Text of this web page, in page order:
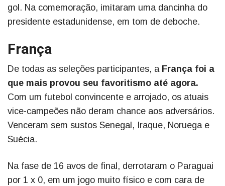
gol. Na comemoração, imitaram uma dancinha do
presidente estadunidense, em tom de deboche.
França
De todas as seleções participantes, a França foi a
que mais provou seu favoritismo até agora.
Com um futebol convincente e arrojado, os atuais
vice-campeões não deram chance aos adversários.
Venceram sem sustos Senegal, Iraque, Noruega e
Suécia.
Na fase de 16 avos de final, derrotaram o Paraguai
por 1 x 0, em um jogo muito físico e com cara de